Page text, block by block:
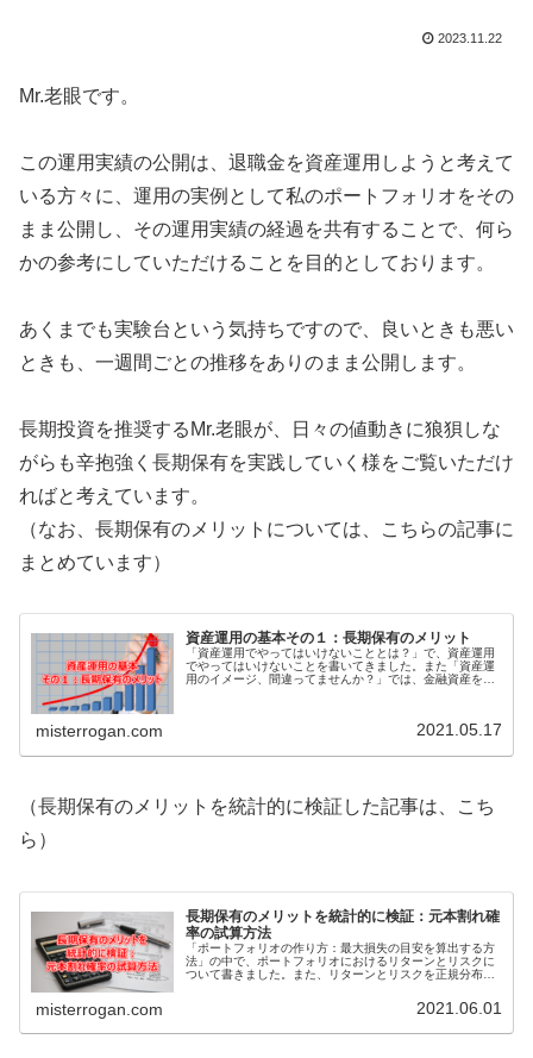
2023.11.22
Mr.老眼です。
この運用実績の公開は、退職金を資産運用しようと考えて
いる方々に、運用の実例として私のポートフォリオをその
まま公開し、その運用実績の経過を共有することで、何ら
かの参考にしていただけることを目的としております。
あくまでも実験台という気持ちですので、良いときも悪い
ときも、一週間ごとの推移をありのまま公開します。
長期投資を推奨するMr.老眼が、日々の値動きに狼狽しな
がらも辛抱強く長期保有を実践していく様をご覧いただけ
ればと考えています。
（なお、長期保有のメリットについては、こちらの記事に
まとめています）
資産運用の基本その１：長期保有のメリット
「資産運用でやってはいけないこととは？」で、資産運用
でやってはいけないことを書いてきました。また「資産運
用のイメージ、間違ってませんか？」では、金融資産を労
misterrogan.com 2021.05.17
（長期保有のメリットを統計的に検証した記事は、こち
ら）
長期保有のメリットを統計的に検証：元本割れ確
率の試算方法
「ポートフォリオの作り方：最大損失の目安を算出する方
法」の中で、ポートフォリオにおけるリターンとリスクに
ついて書きました。また、リターンとリスクを正規分布と
misterrogan.com 2021.06.01